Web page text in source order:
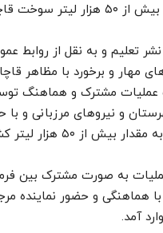
باشماق ۸ بهمن ۱۴۰۳
تعلیم و به نقل از روابط
مهار و برخورد با مظاهر
عملیات مشترک و هماهنگ
به صورت مشترک بین
هماهنگی و حضور نماینده
آمد.